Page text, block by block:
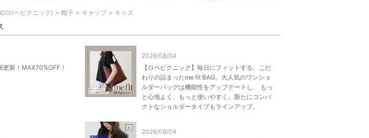
ロペピクニック) 帽子 キャップ キッズ
更新！MAX70%OFF！
2026/08/04
【ロペピクニック】毎日にフィットする、こだ
わりの詰まったme fit BAG。大人気のワンショ
ルダーバッグは機能性をアップデートし、 もっ
と心地よく、もっと使いやすく。新たにコンパ
クトなショルダータイプもラインアップ。
2026/08/04